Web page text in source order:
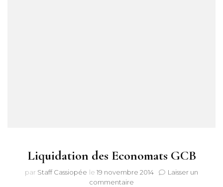
Liquidation des Economats GCB
par Staff Cassiopée le 19 novembre 2014
Laisser un
commentaire